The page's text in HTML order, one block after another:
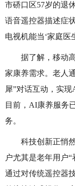
市硚口区57岁的退
语音遥控器描述症
电视机能当‘家庭医
据了解，移动
家康养需求。老人
犀”对话互动，实现
目前， AI康养服务
务。
科技创新正悄
户尤其是老年用户
通过对传统遥控器